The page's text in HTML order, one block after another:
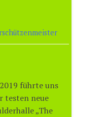
führte uns
testen neue
„The